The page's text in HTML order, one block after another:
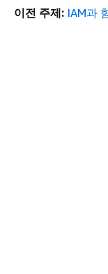
이전 주제: IAM과